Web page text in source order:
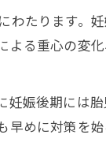
わたります。
よる重心の変
妊娠後期には
早めに対策を